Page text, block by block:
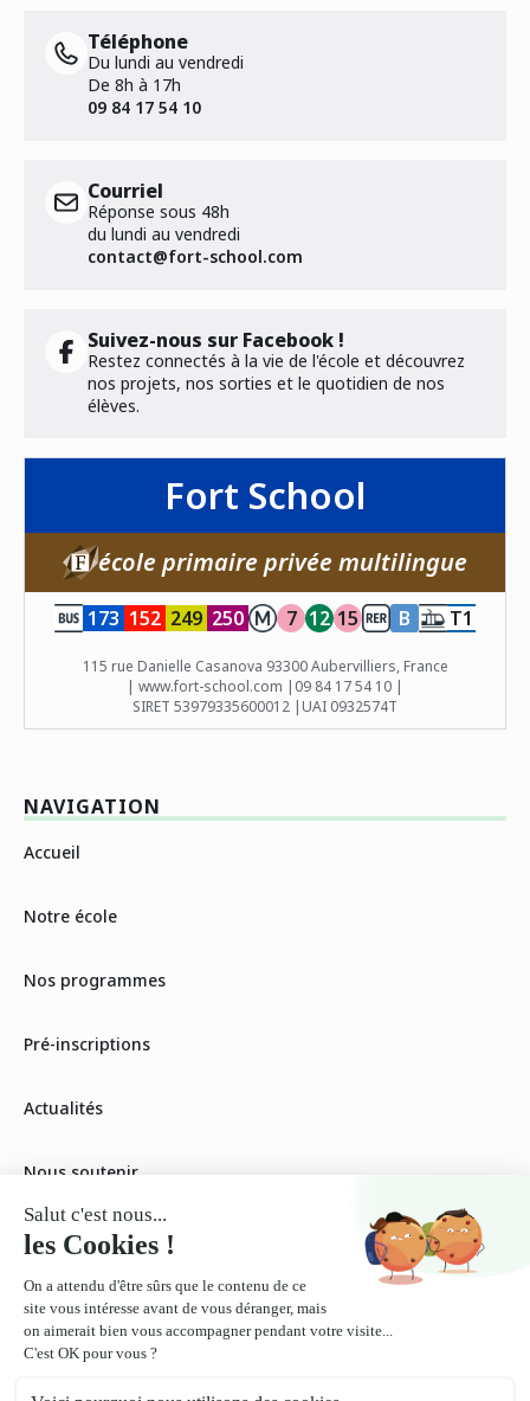
Téléphone
Du lundi au vendredi
De 8h à 17h
09 84 17 54 10
Courriel
Réponse sous 48h
du lundi au vendredi
contact@fort-school.com
Suivez-nous sur Facebook !
Restez connectés à la vie de l'école et découvrez
nos projets, nos sorties et le quotidien de nos
élèves.
Fort School
école primaire privée multilingue
173 152 249 250 7 12 15 B T1
115 rue Danielle Casanova 93300 Aubervilliers, France
| www.fort-school.com | 09 84 17 54 10 |
SIRET 53979335600012 | UAI 0932574T
NAVIGATION
Accueil
Notre école
Nos programmes
Pré-inscriptions
Actualités
Nous soutenir
Nos tarifs
Nos ateliers
Devenir partenaire